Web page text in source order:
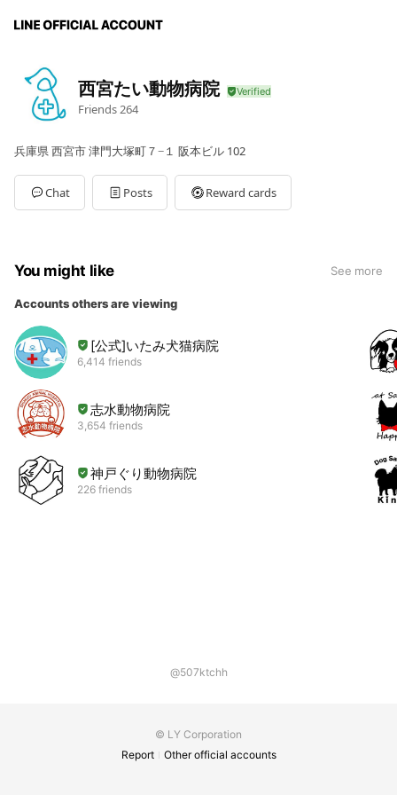
西宮たい動物病院
Friends 264
兵庫県 西宮市 津門大塚町７−１ 阪本ビル 102
Chat Posts Reward cards
You might like See more
Accounts others are viewing
[公式]いたみ犬猫病院
6,414 friends
志水動物病院
3,654 friends
神戸ぐり動物病院
226 friends
@507ktchh
© LY Corporation
Report
Other official accounts